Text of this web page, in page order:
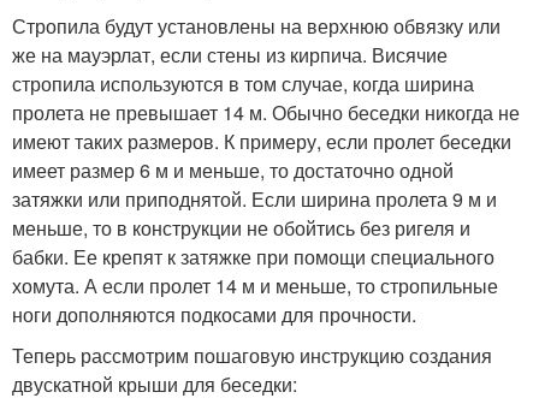
Стропила будут установлены на верхнюю обвязку или
же на мауэрлат, если стены из кирпича. Висячие
стропила используются в том случае, когда ширина
пролета не превышает 14 м. Обычно беседки никогда не
имеют таких размеров. К примеру, если пролет беседки
имеет размер 6 м и меньше, то достаточно одной
затяжки или приподнятой. Если ширина пролета 9 м и
меньше, то в конструкции не обойтись без ригеля и
бабки. Ее крепят к затяжке при помощи специального
хомута. А если пролет 14 м и меньше, то стропильные
ноги дополняются подкосами для прочности.
Теперь рассмотрим пошаговую инструкцию создания
двускатной крыши для беседки: